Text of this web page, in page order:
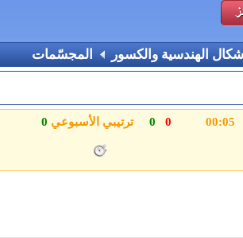
الهندسية والكسور المجسّمات
0
0 ترتيبي الأسبوعي 0